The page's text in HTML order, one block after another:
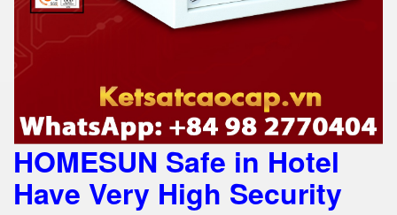
HOMESUN Safe in Hotel
Have Very High Security